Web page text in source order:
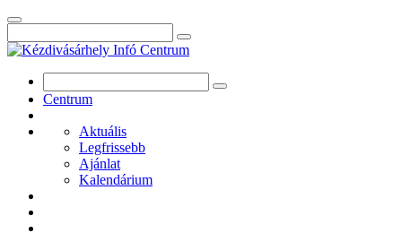
Centrum
Aktuális
Legfrissebb
Ajánlat
Kalendárium